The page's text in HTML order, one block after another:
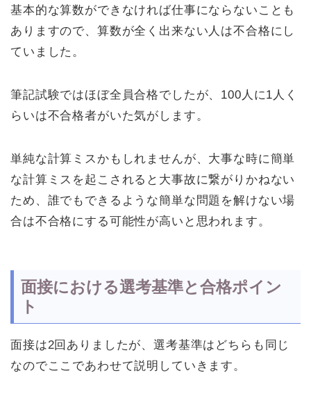
基本的な算数ができなければ仕事にならないことも
ありますので、算数が全く出来ない人は不合格にし
ていました。
筆記試験ではほぼ全員合格でしたが、100人に1人く
らいは不合格者がいた気がします。
単純な計算ミスかもしれませんが、大事な時に簡単
な計算ミスを起こされると大事故に繋がりかねない
ため、誰でもできるような簡単な問題を解けない場
合は不合格にする可能性が高いと思われます。
面接における選考基準と合格ポイン
ト
面接は2回ありましたが、選考基準はどちらも同じ
なのでここであわせて説明していきます。